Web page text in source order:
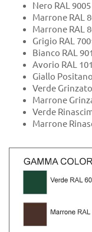
Nero RAL
Marrone RAL
Marrone RAL
Grigio RAL
Bianco RAL
Avorio RAL
Giallo
Verde
Marrone
Verde
Marrone